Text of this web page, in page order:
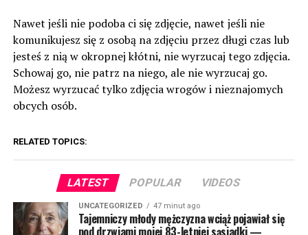
Nawet jeśli nie podoba ci się zdjęcie, nawet jeśli nie
komunikujesz się z osobą na zdjęciu przez długi czas lub
jesteś z nią w okropnej kłótni, nie wyrzucaj tego zdjęcia.
Schowaj go, nie patrz na niego, ale nie wyrzucaj go.
Możesz wyrzucać tylko zdjęcia wrogów i nieznajomych
obcych osób.
RELATED TOPICS:
LATEST POPULAR VIDEOS
UNCATEGORIZED 47 minut ago
Tajemniczy młody mężczyzna wciąż pojawiał się
pod drzwiami mojej 83-letniej sąsiadki —